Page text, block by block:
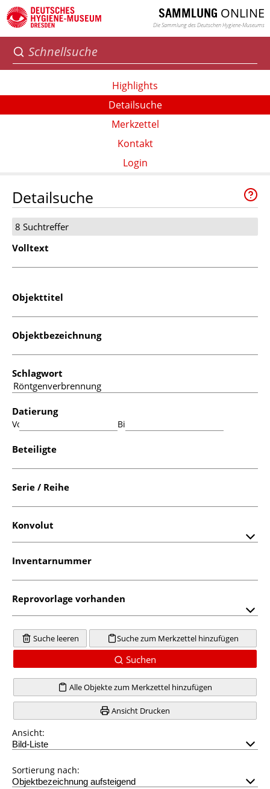
SAMMLUNG ONLINE
Die Sammlung des Deutschen Hygiene-Museums
Highlights
Detailsuche
Merkzettel
Kontakt
Login
Detailsuche
8 Suchtreffer
Volltext
Objekttitel
Objektbezeichnung
Schlagwort
Datierung
Von: Bis:
Beteiligte
Serie / Reihe
Konvolut
Inventarnummer
Reprovorlage vorhanden
Suche leeren Suche zum Merkzettel hinzufügen
Suchen
Alle Objekte zum Merkzettel hinzufügen
Ansicht Drucken
Ansicht:
Sortierung nach: